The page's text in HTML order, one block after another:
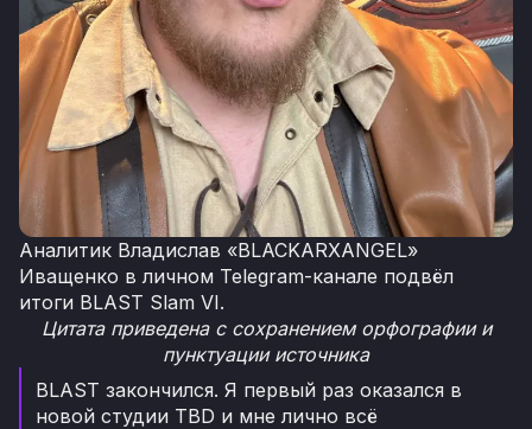
Аналитик Владислав «BLACKARXANGEL»
Иващенко в личном Telegram-канале подвёл
итоги BLAST Slam VI.
Цитата приведена с сохранением орфографии и
пунктуации источника
BLAST закончился. Я первый раз оказался в
новой студии TBD и мне лично всё